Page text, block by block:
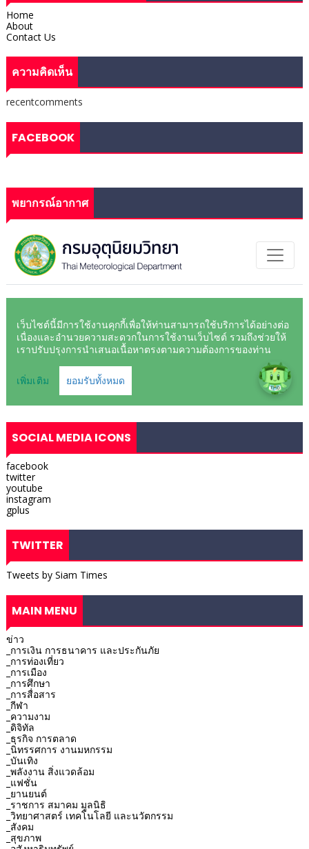
Home
About
Contact Us
ความคิดเห็น
recentcomments
FACEBOOK
พยากรณ์อากาศ
SOCIAL MEDIA ICONS
facebook
twitter
youtube
instagram
gplus
TWITTER
Tweets by Siam Times
MAIN MENU
ข่าว
_การเงิน การธนาคาร และประกันภัย
_การท่องเที่ยว
_การเมือง
_การศึกษา
_การสื่อสาร
_กีฬา
_ความงาม
_ดิจิทัล
_ธุรกิจ การตลาด
_นิทรรศการ งานมหกรรม
_บันเทิง
_พลังงาน สิ่งแวดล้อม
_แฟชั่น
_ยานยนต์
_ราชการ สมาคม มูลนิธิ
_วิทยาศาสตร์ เทคโนโลยี และนวัตกรรม
_สังคม
_สุขภาพ